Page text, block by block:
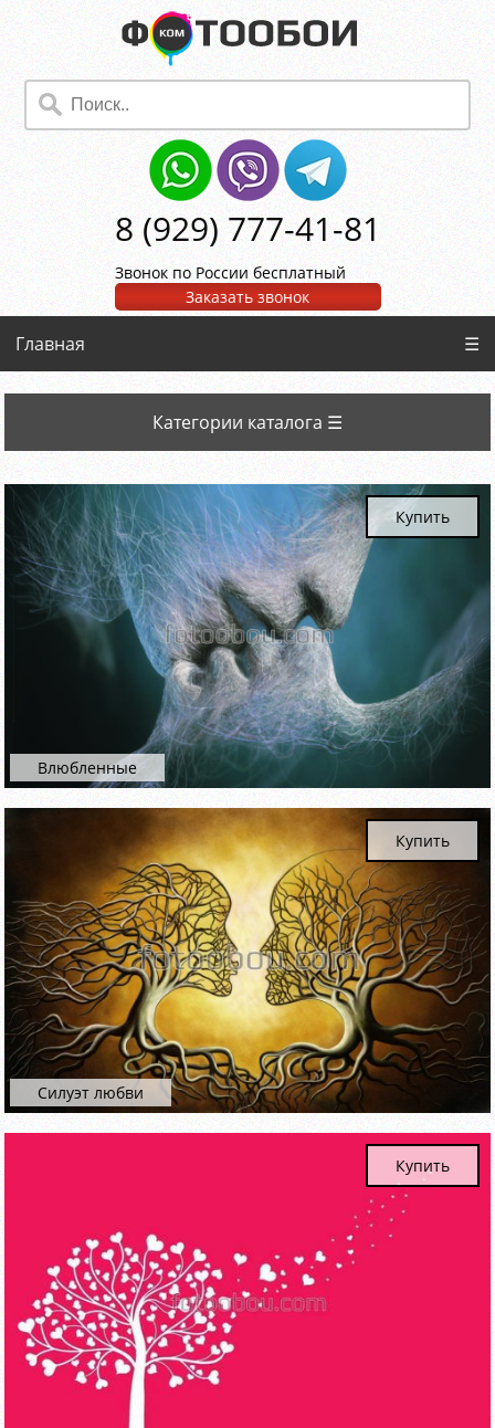
8 (929) 777-41-81
Звонок по России бесплатный
Заказать звонок
Главная ☰
Категории каталога ☰
Влюбленные
Купить
Силуэт любви
Купить
Купить